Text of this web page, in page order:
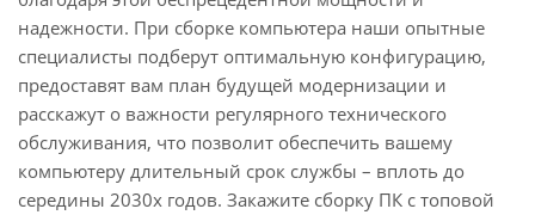
надежности. При сборке компьютера наши опытные
специалисты подберут оптимальную конфигурацию,
предоставят вам план будущей модернизации и
расскажут о важности регулярного технического
обслуживания, что позволит обеспечить вашему
компьютеру длительный срок службы – вплоть до
середины 2030х годов. Закажите сборку ПК с топовой